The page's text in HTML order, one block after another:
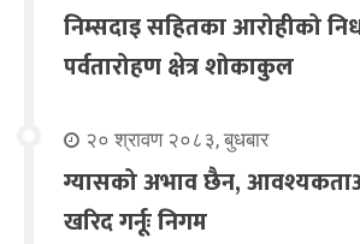
निम्सदाइ सहितका आरोहीको
पर्वतारोहण क्षेत्र शोकाकुल
२० श्रावण २०८३, बुधबार
ग्यासको अभाव छैन,
खरिद गर्नूः निगम